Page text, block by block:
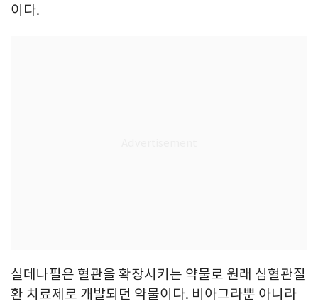
이다.
실데나필은 혈관을 확장시키는 약물로 원래 심혈관질
환 치료제로 개발되던 약물이다. 비아그라뿐 아니라